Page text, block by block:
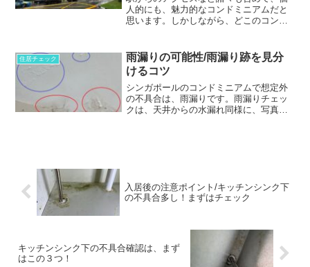
人的にも、魅力的なコンドミニアムだと
思います。しかしながら、どこのコンド
１-蛇口の形状とぐらつきによる水漏れ２-
キッチンの排水口の位置３-止水栓がない
４-冷蔵庫の不具合
住居チェック
雨漏りの可能性/雨漏り跡を見分
けるコツ
シンガポールのコンドミニアムで想定外
の不具合は、雨漏りです。雨漏りチェッ
クは、天井からの水漏れ同様に、写真の
入居後の注意ポイント/キッチンシンク下
の不具合多し！まずはチェック
キッチンシンク下の不具合確認は、まず
はこの３つ！